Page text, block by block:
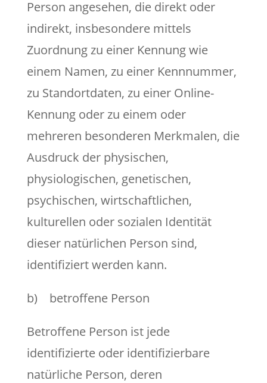
Person angesehen, die direkt oder
indirekt, insbesondere mittels
Zuordnung zu einer Kennung wie
einem Namen, zu einer Kennnummer,
zu Standortdaten, zu einer Online-
Kennung oder zu einem oder
mehreren besonderen Merkmalen, die
Ausdruck der physischen,
physiologischen, genetischen,
psychischen, wirtschaftlichen,
kulturellen oder sozialen Identität
dieser natürlichen Person sind,
identifiziert werden kann.
b) betroffene Person
Betroffene Person ist jede
identifizierte oder identifizierbare
natürliche Person, deren